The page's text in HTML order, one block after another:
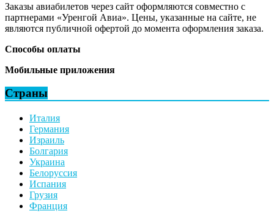
Заказы авиабилетов через сайт оформляются совместно с
партнерами «Уренгой Авиа». Цены, указанные на сайте, не
являются публичной офертой до момента оформления заказа.
Способы оплаты
Мобильные приложения
Страны
Италия
Германия
Израиль
Болгария
Украина
Белоруссия
Испания
Грузия
Франция